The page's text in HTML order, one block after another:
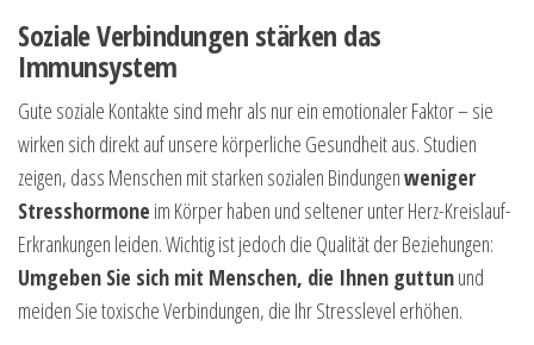
Soziale Verbindungen stärken das
Immunsystem
Gute soziale Kontakte sind mehr als nur ein emotionaler Faktor – sie
wirken sich direkt auf unsere körperliche Gesundheit aus. Studien
zeigen, dass Menschen mit starken sozialen Bindungenweniger
Stresshormone im Körper haben und seltener unter Herz-Kreislauf-
Erkrankungen leiden. Wichtig ist jedoch die Qualität der Beziehungen:
Umgeben Sie sich mit Menschen, die Ihnen guttunund
meiden Sie toxische Verbindungen, die Ihr Stresslevel erhöhen.